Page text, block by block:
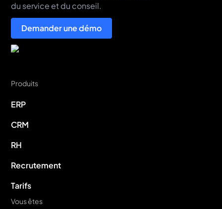
du service et du conseil.
Demander une démo
Produits
ERP
CRM
RH
Recrutement
Tarifs
Vous êtes